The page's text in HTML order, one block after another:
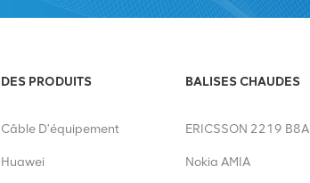
DES PRODUITS
Câble D'équipement
Huawei
BALISES CHAUDES
ERICSSON 2219 B8A
Nokia AMIA